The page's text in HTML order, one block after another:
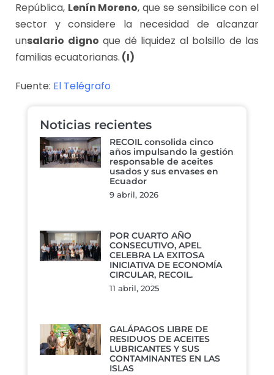
República, Lenín Moreno, que se sensibilice con el
sector y considere la necesidad de alcanzar
unsalario digno que dé liquidez al bolsillo de las
familias ecuatorianas. (I)
Fuente: El Telégrafo
Noticias recientes
RECOIL consolida cinco
años impulsando la gestión
responsable de aceites
usados y sus envases en
Ecuador
9 abril, 2026
POR CUARTO AÑO
CONSECUTIVO, APEL
CELEBRA LA EXITOSA
INICIATIVA DE ECONOMÍA
CIRCULAR, RECOIL.
11 abril, 2025
GALÁPAGOS LIBRE DE
RESIDUOS DE ACEITES
LUBRICANTES Y SUS
CONTAMINANTES EN LAS
ISLAS